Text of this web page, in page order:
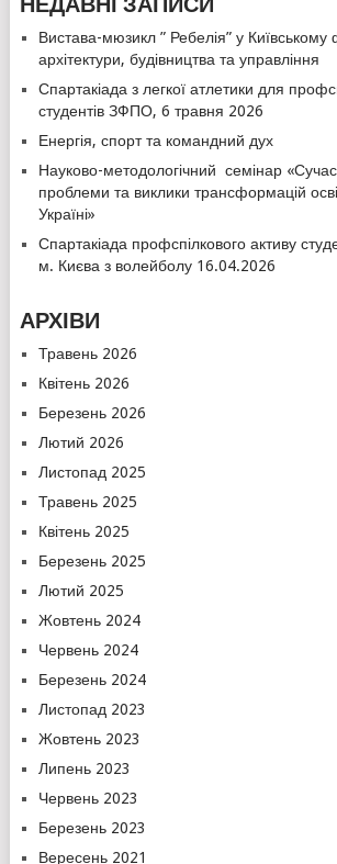
Вистава-мюзикл ” Ребелія” у
архітектури, будівництва та управління
Спартакіада з легкої атлетики для
студентів ЗФПО, 6 травня 2026
Енергія, спорт та командний дух
Науково-методологічний семінар
проблеми та виклики трансформацій
Україні»
Спартакіада профспілкового активу
м. Києва з волейболу 16.04.2026
АРХІВИ
Травень 2026
Квітень 2026
Березень 2026
Лютий 2026
Листопад 2025
Травень 2025
Квітень 2025
Березень 2025
Лютий 2025
Жовтень 2024
Червень 2024
Березень 2024
Листопад 2023
Жовтень 2023
Липень 2023
Червень 2023
Березень 2023
Вересень 2021